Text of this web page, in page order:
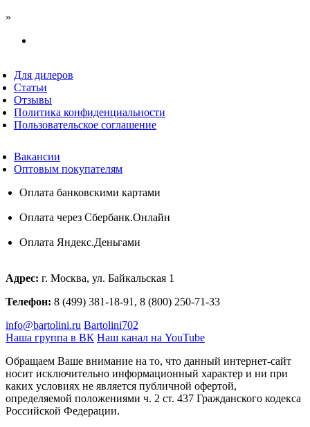
»
Для дилеров
Статьи
Отзывы
Политика конфиденциальности
Пользовательское соглашение
Вакансии
Оптовым покупателям
Оплата банковскими картами
Оплата через Сбербанк.Онлайн
Оплата Яндекс.Деньгами
Адрес: г. Москва, ул. Байкальская 1
Телефон: 8 (499) 381-18-91, 8 (800) 250-71-33
info@bartolini.ru Bartolini702
Наша группа в ВК Наш канал на YouTube
Обращаем Ваше внимание на то, что данный интернет-сайт
носит исключительно информационный характер и ни при
каких условиях не является публичной офертой,
определяемой положениями ч. 2 ст. 437 Гражданского кодекса
Российской Федерации.